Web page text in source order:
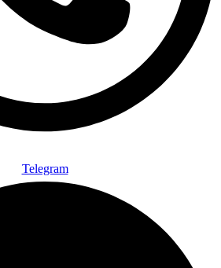
Telegram